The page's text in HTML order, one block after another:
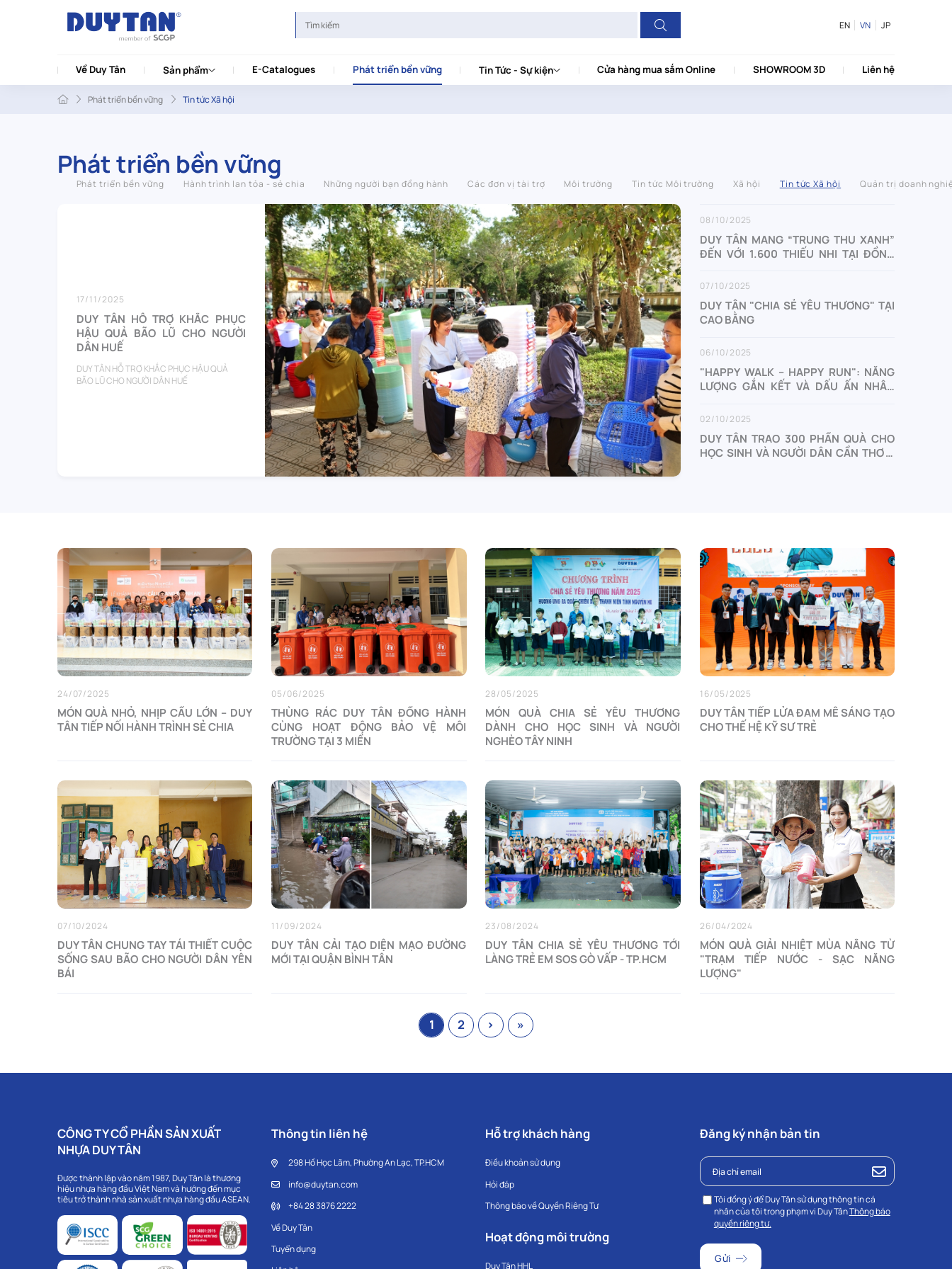
EN VN JP
Về Duy Tân Sản phẩm E-Catalogues Phát triển bền vững Tin Tức - Sự kiện Cửa hàng mua sắm Online SHOWROOM 3D Liên hệ
Phát triển bền vững Tin tức Xã hội
Phát triển bền vững
Phát triển bền vững Hành trình lan tỏa - sẻ chia Những người bạn đồng hành Các đơn vị tài trợ Môi trường Tin tức Môi trường Xã hội Tin tức Xã hội Quản trị doanh
17/11/2025
DUY TÂN HỖ TRỢ KHẮC PHỤC
HẬU QUẢ BÃO LŨ CHO NGƯỜI
DÂN HUẾ
DUY TÂN HỖ TRỢ KHẮC PHỤC HẬU QUẢ
BÃO LŨ CHO NGƯỜI DÂN HUẾ
08/10/2025
DUY TÂN MANG “TRUNG THU XANH”
ĐẾN VỚI 1.600 THIẾU NHI TẠI ĐỒNG
07/10/2025
DUY TÂN "CHIA SẺ YÊU THƯƠNG" TẠI
CAO BẰNG
06/10/2025
"HAPPY WALK – HAPPY RUN": NĂNG
LƯỢNG GẮN KẾT VÀ DẤU ẤN NHÂN
NĂM
02/10/2025
DUY TÂN TRAO 300 PHẦN QUÀ CHO
HỌC SINH VÀ NGƯỜI DÂN CẦN THƠ &
24/07/2025
MÓN QUÀ NHỎ, NHỊP CẦU LỚN – DUY
TÂN TIẾP NỐI HÀNH TRÌNH SẺ CHIA
05/06/2025
THÙNG RÁC DUY TÂN ĐỒNG HÀNH
CÙNG HOẠT ĐỘNG BẢO VỆ MÔI
TRƯỜNG TẠI 3 MIỀN
28/05/2025
MÓN QUÀ CHIA SẺ YÊU THƯƠNG
DÀNH CHO HỌC SINH VÀ NGƯỜI
NGHÈO TÂY NINH
16/05/2025
DUY TÂN TIẾP LỬA ĐAM MÊ SÁNG TẠO
CHO THẾ HỆ KỸ SƯ TRẺ
07/10/2024
DUY TÂN CHUNG TAY TÁI THIẾT CUỘC
SỐNG SAU BÃO CHO NGƯỜI DÂN YÊN
BÁI
11/09/2024
DUY TÂN CẢI TẠO DIỆN MẠO ĐƯỜNG
MỚI TẠI QUẬN BÌNH TÂN
23/08/2024
DUY TÂN CHIA SẺ YÊU THƯƠNG TỚI
LÀNG TRẺ EM SOS GÒ VẤP - TP.HCM
26/04/2024
MÓN QUÀ GIẢI NHIỆT MÙA NẮNG TỪ
"TRẠM TIẾP NƯỚC - SẠC NĂNG
LƯỢNG"
1 2 › »
CÔNG TY CỔ PHẦN SẢN XUẤT
NHỰA DUY TÂN
Được thành lập vào năm 1987, Duy Tân là thương
hiệu nhựa hàng đầu Việt Nam và hướng đến mục
tiêu trở thành nhà sản xuất nhựa hàng đầu ASEAN.
Thông tin liên hệ
298 Hồ Học Lãm, Phường An Lạc, TP.HCM
info@duytan.com
+84 28 3876 2222
Về Duy Tân
Tuyển dụng
Hỗ trợ khách hàng
Điều khoản sử dụng
Hỏi đáp
Thông báo về Quyền Riêng Tư
Hoạt động môi trường
Duy Tân HHL
Đăng ký nhận bản tin
Tôi đồng ý để Duy Tân sử dụng thông tin cá
nhân của tôi trong phạm vi Duy TânThông báo
quyền riêng tư.